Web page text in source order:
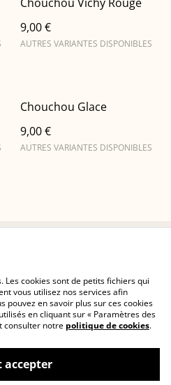
9,00 €
AUTRES VARIANTES DISPONIBLES
Chouchou Glace
9,00 €
AUTRES VARIANTES DISPONIBLES
confidentialité
Contactez-nous
Les cookies sont de petits fichiers qui
vous utilisez nos services afin
pouvez en savoir plus sur ces cookies
en cliquant sur « Paramètres des
consulter notre politique de cookies.
accepter